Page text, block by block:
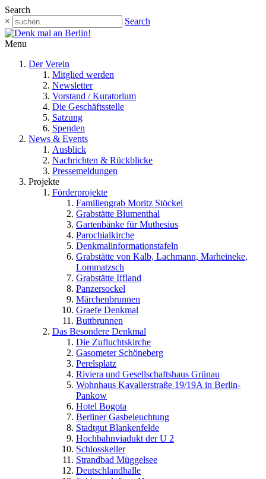
Search
×
Search
Menu
Der Verein
Mitglied werden
Newsletter
Vorstand / Kuratorium
Die Geschäftsstelle
Satzung
Spenden
News & Events
Ausblick
Nachrichten & Rückblicke
Pressemeldungen
Projekte
Förderprojekte
Familiengrab Moritz Stöckel
Grabstätte Blumenthal
Gartenbänke für Muthesius
Parochialkirche
Denkmalinformationstafeln
Grabstätte von Kalb, Lachmann, Marheineke,
Lommatzsch
Grabstätte Iffland
Panzersockel
Märchenbrunnen
Graefe Denkmal
Buttbrunnen
Das Besondere Denkmal
Die Zufluchtskirche
Gasometer Schöneberg
Perelsplatz
Riviera und Gesellschaftshaus Grünau
Wohnhaus Kavalierstraße 19/19A in Berlin-
Pankow
Hotel Bogota
Berliner Gasbeleuchtung
Stadtgut Blankenfelde
Hochbahnviadukt der U 2
Schlosskeller
Strandbad Müggelsee
Deutschlandhalle